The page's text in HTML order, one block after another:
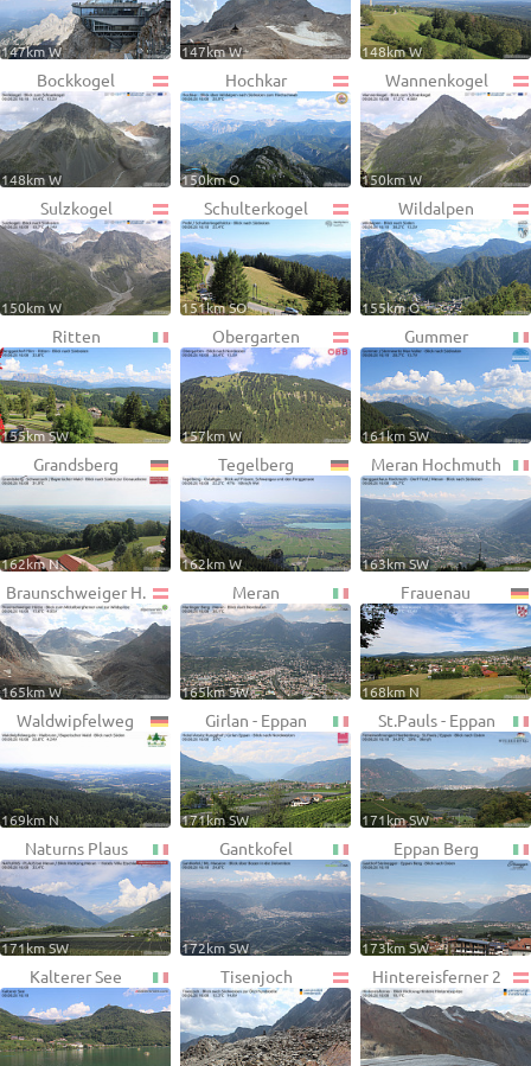
147km W 147km W 148km W
Bockkogel
148km W
Hochkar
150km O
Wannenkogel
150km W
Sulzkogel
150km W
Schulterkogel
151km SO
Wildalpen
155km O
Ritten
155km SW
Obergarten
157km W
Gummer
161km SW
Grandsberg
162km N
Tegelberg
162km W
Meran Hochmuth
163km SW
Braunschweiger H.
165km W
Meran
165km SW
Frauenau
168km N
Waldwipfelweg
169km N
Girlan - Eppan
171km SW
St.Pauls - Eppan
171km SW
Naturns Plaus
171km SW
Gantkofel
172km SW
Eppan Berg
173km SW
Kalterer See Tisenjoch Hintereisferner 2